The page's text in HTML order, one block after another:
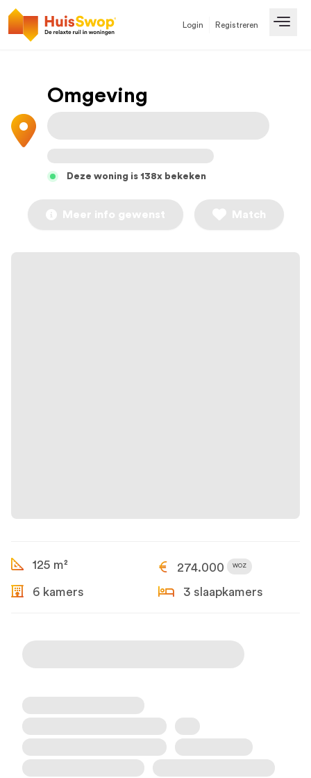
Login Registreren
Omgeving
Deze woning is 138x bekeken
Meer info gewenst Match
125 m² 274.000 WOZ
6 kamers 3 slaapkamers